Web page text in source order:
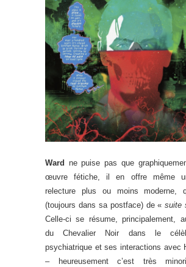
Ward ne puise pas que
œuvre fétiche, il en offre même
relecture plus ou moins moderne,
(toujours dans sa postface) de «suite
Celle-ci se résume, principalement,
du Chevalier Noir dans le
psychiatrique et ses interactions avec
– heureusement c’est très